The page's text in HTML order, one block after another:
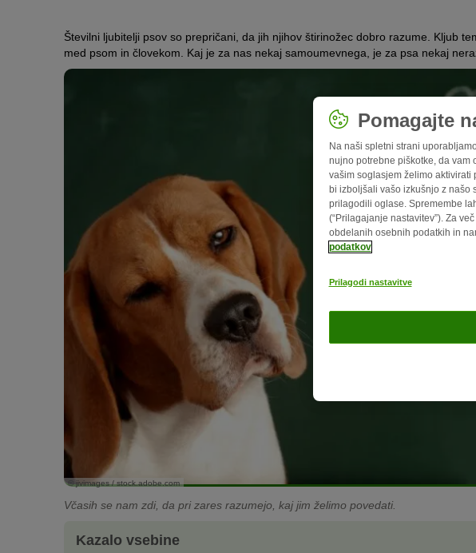
Številni ljubitelji psov so prepričani, da jih njihov štirinožec dobro razume. Kljub
med psom in človekom. Kaj je za nas nekaj samoumevnega, je za psa nekaj
© jivimages / stock.adobe.com
Včasih se nam zdi, da pri zares razumejo, kaj jim želimo povedati.
Kazalo vsebine
Pomagajte
Na naši spletni strani
nujno potrebne piškotke, da vam
vašim soglasjem želimo aktivirati
bi izboljšali vašo izkušnjo z našo
prilagodili oglase. Spremembe
(“Prilagajanje nastavitev”). Za
obdelanih osebnih podatkih in
podatkov
Prilagodi nastavitve